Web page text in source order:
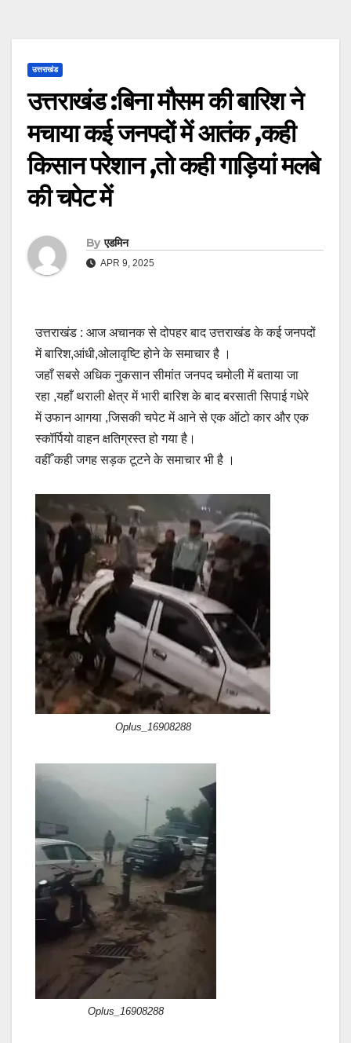
उत्तराखंड
उत्तराखंड :बिना मौसम की बारिश ने
मचाया कई जनपदों में आतंक ,कही
किसान परेशान ,तो कही गाड़ियां मलबे
की चपेट में
By एडमिन
APR 9, 2025
उत्तराखंड : आज अचानक से दोपहर बाद उत्तराखंड के कई जनपदों
में बारिश,आंधी,ओलावृष्टि होने के समाचार है ।
जहाँ सबसे अधिक नुकसान सीमांत जनपद चमोली में बताया जा
रहा ,यहाँ थराली क्षेत्र में भारी बारिश के बाद बरसाती सिपाई गधेरे
में उफान आगया ,जिसकी चपेट में आने से एक ऑटो कार और एक
स्कॉर्पियो वाहन क्षतिग्रस्त हो गया है।
वहीँ कही जगह सड़क टूटने के समाचार भी है ।
Oplus_16908288
Oplus_16908288